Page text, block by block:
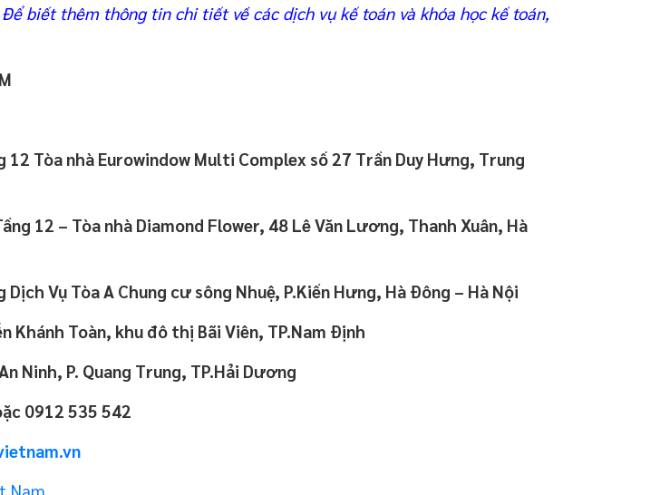
Để biết thêm thông tin chi tiết về các dịch vụ kế toán và khóa học kế toán,
12 Tòa nhà Eurowindow Multi Complex số 27 Trần Duy Hưng, Trung
12 – Tòa nhà Diamond Flower, 48 Lê Văn Lương, Thanh Xuân, Hà
Vụ Tòa A Chung cư sông Nhuệ, P.Kiến Hưng, Hà Đông – Hà Nội
Khánh Toàn, khu đô thị Bãi Viên, TP.Nam Định
Ninh, P. Quang Trung, TP.Hải Dương
0912 535 542
Nam